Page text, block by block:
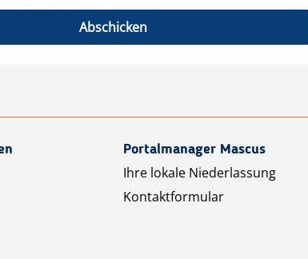
Abschicken
Portalmanager Mascus
Ihre lokale Niederlassung
Kontaktformular